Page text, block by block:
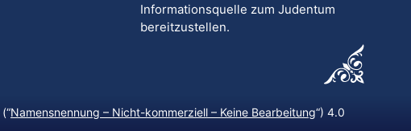
Informationsquelle zum Judentum
bereitzustellen.
Namensnennung – Nicht-kommerziell – Keine Bearbeitung“) 4.0